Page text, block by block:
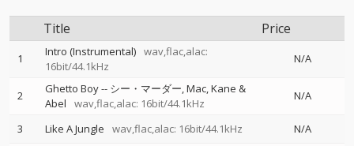
Title Price
1 Intro (Instrumental) wav,flac,alac:
16bit/44.1kHz
N/A
2 Ghetto Boy-- シー・マーダー Mac Kane &
Abel
wav,flac,alac: 16bit/44.1kHz
N/A
3 Like A Jungle wav,flac,alac: 16bit/44.1kHz N/A